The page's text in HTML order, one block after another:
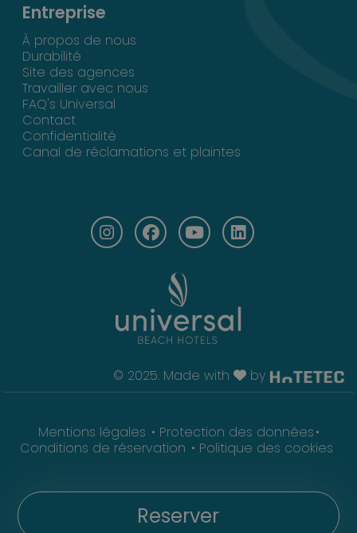
Entreprise
À propos de nous
Durabilité
Site des agences
Travailler avec nous
FAQ's Universal
Contact
Confidentialité
Canal de réclamations et plaintes
© 2025. Made with by
Mentions légales
Protection des données
Conditions de réservation
Politique des cookies
Reserver